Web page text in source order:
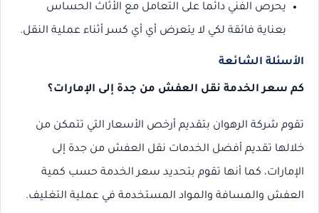
يحرص الفني دائما على التعامل مع الأثاث الحساس
بعناية فائقة لكي لا يتعرض أي أي كسر أثناء عملية النقل.
الأسئلة الشائعة
كم سعر الخدمة نقل العفش من جدة إلى الإمارات؟
تقوم شركة الرهوان بتقديم أرخص الأسعار التي تتمكن من
خلالها تقديم أفضل الخدمات نقل العفش من جدة إلى
الإمارات، كما أنها تقوم بتحديد سعر الخدمة حسب كمية
العفش والمسافة والمواد المستخدمة في عملية التغليف.